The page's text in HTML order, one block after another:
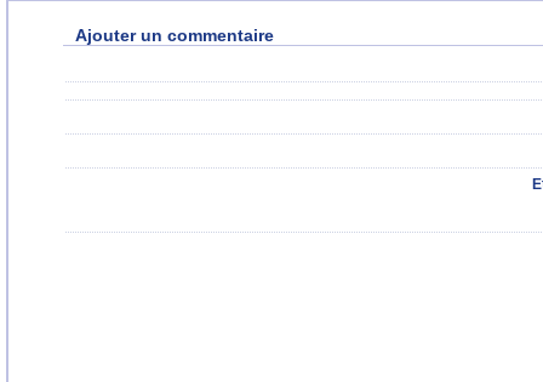
Ajouter un commentaire